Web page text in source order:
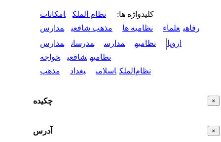
کلیدواژه ها: نظام الملک
امکانات
رفاهی علماء نظامیه ها مذهب شافعی
مدارس
اروپا
نظامیه مدارس مدرسان
مدارس
نظامیه شافعی
خواجه
نظام‌الملک اسلامی بغداد مذهب
× چکیده
× آدرس